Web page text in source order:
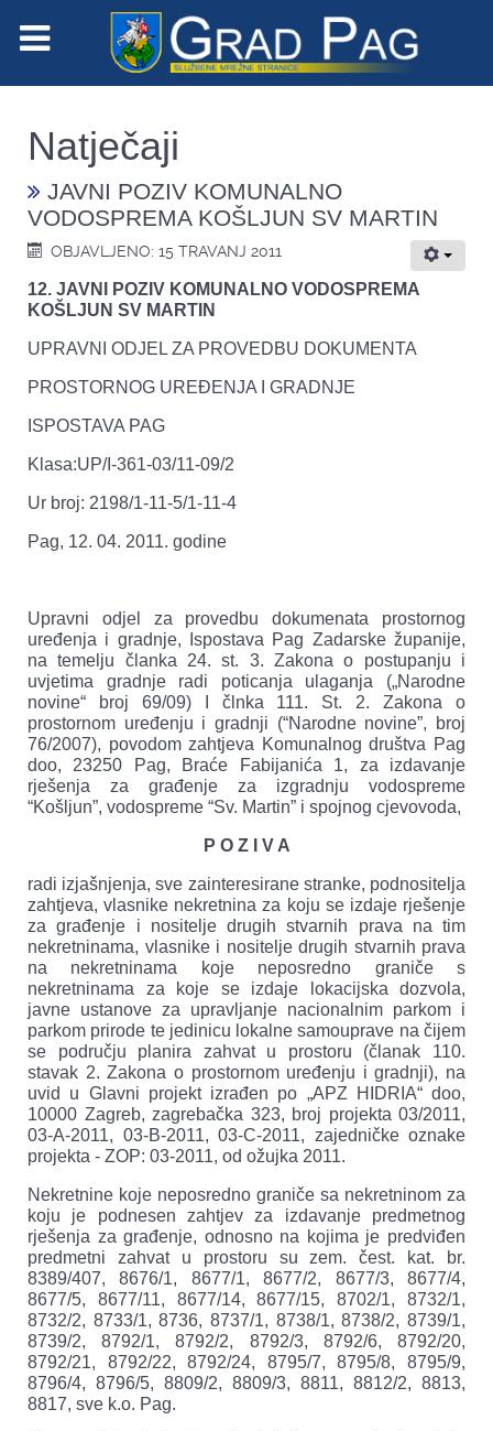
Natječaji
JAVNI POZIV KOMUNALNO
VODOSPREMA KOŠLJUN SV MARTIN
OBJAVLJENO: 15 TRAVANJ 2011
12. JAVNI POZIV KOMUNALNO VODOSPREMA
KOŠLJUN SV MARTIN
UPRAVNI ODJEL ZA PROVEDBU DOKUMENTA
PROSTORNOG UREĐENJA I GRADNJE
ISPOSTAVA PAG
Klasa:UP/I-361-03/11-09/2
Ur broj: 2198/1-11-5/1-11-4
Pag, 12. 04. 2011. godine
Upravni odjel za provedbu dokumenata prostornog
uređenja i gradnje, Ispostava Pag Zadarske županije,
na temelju članka 24. st. 3. Zakona o postupanju i
uvjetima gradnje radi poticanja ulaganja („Narodne
novine“ broj 69/09) I člnka 111. St. 2. Zakona o
prostornom uređenju i gradnji (“Narodne novine”, broj
76/2007), povodom zahtjeva Komunalnog društva Pag
doo, 23250 Pag, Braće Fabijanića 1, za izdavanje
rješenja za građenje za izgradnju vodospreme
“Košljun”, vodospreme “Sv. Martin” i spojnog cjevovoda,
P O Z I V A
radi izjašnjenja, sve zainteresirane stranke, podnositelja
zahtjeva, vlasnike nekretnina za koju se izdaje rješenje
za građenje i nositelje drugih stvarnih prava na tim
nekretninama, vlasnike i nositelje drugih stvarnih prava
na nekretninama koje neposredno graniče s
nekretninama za koje se izdaje lokacijska dozvola,
javne ustanove za upravljanje nacionalnim parkom i
parkom prirode te jedinicu lokalne samouprave na čijem
se području planira zahvat u prostoru (članak 110.
stavak 2. Zakona o prostornom uređenju i gradnji), na
uvid u Glavni projekt izrađen po „APZ HIDRIA“ doo,
10000 Zagreb, zagrebačka 323, broj projekta 03/2011,
03-A-2011, 03-B-2011, 03-C-2011, zajedničke oznake
projekta - ZOP: 03-2011, od ožujka 2011.
Nekretnine koje neposredno graniče sa nekretninom za
koju je podnesen zahtjev za izdavanje predmetnog
rješenja za građenje, odnosno na kojima je predviđen
predmetni zahvat u prostoru su zem. čest. kat. br.
8389/407, 8676/1, 8677/1, 8677/2, 8677/3, 8677/4,
8677/5, 8677/11, 8677/14, 8677/15, 8702/1, 8732/1,
8732/2, 8733/1, 8736, 8737/1, 8738/1, 8738/2, 8739/1,
8739/2, 8792/1, 8792/2, 8792/3, 8792/6, 8792/20,
8792/21, 8792/22, 8792/24, 8795/7, 8795/8, 8795/9,
8796/4, 8796/5, 8809/2, 8809/3, 8811, 8812/2, 8813,
8817, sve k.o. Pag.